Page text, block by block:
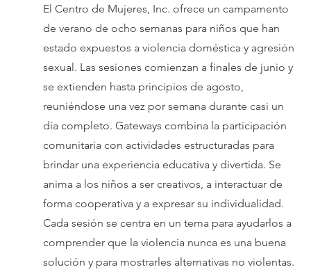
El Centro de Mujeres, Inc. ofrece un campamento
de verano de ocho semanas para niños que han
estado expuestos a violencia doméstica y agresión
sexual. Las sesiones comienzan a finales de junio y
se extienden hasta principios de agosto,
reuniéndose una vez por semana durante casi un
día completo. Gateways combina la participación
comunitaria con actividades estructuradas para
brindar una experiencia educativa y divertida. Se
anima a los niños a ser creativos, a interactuar de
forma cooperativa y a expresar su individualidad.
Cada sesión se centra en un tema para ayudarlos a
comprender que la violencia nunca es una buena
solución y para mostrarles alternativas no violentas.